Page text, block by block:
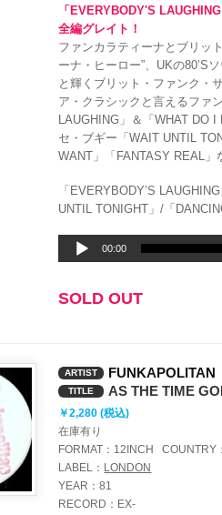
「EVERYBODY'S
全編グレイト！
ファンカラティーナとブリッ
ーナ・ヒーロー”、UKの80’S
と輝くブリット・ファンク・
ア・クラシックと言えるファ
LAUGHING」＆「WHAT DO
セ・ブギー「WAIT UNTIL
WANT」「FANTASY REAL」
「EVERYBODY’S
UNTIL TONIGHT」/「
声
レ
00:00
SOLD OUT
ARTIST FUNKAPOLITAN
TITLE AS THE TIME
￥2,280 (税込)
在庫有り
FORMAT： 12INCH COUNTRY：
LABEL： LONDON
YEAR：81
RECORD： EX-